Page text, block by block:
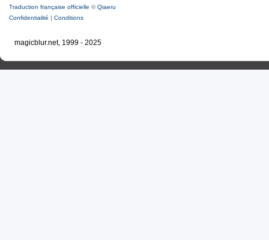
Traduction française officielle ©Qiaeru
Confidentialité | Conditions
magicblur.net, 1999 - 2025